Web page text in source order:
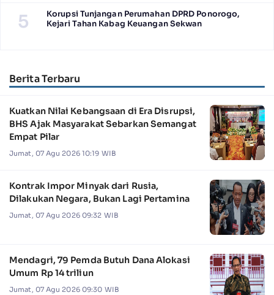
5
Korupsi Tunjangan Perumahan DPRD Ponorogo,
Kejari Tahan Kabag Keuangan Sekwan
Berita Terbaru
Kuatkan Nilai Kebangsaan di Era Disrupsi,
BHS Ajak Masyarakat Sebarkan Semangat
Empat Pilar
Jumat, 07 Agu 2026 10:19 WIB
Kontrak Impor Minyak dari Rusia,
Dilakukan Negara, Bukan Lagi Pertamina
Jumat, 07 Agu 2026 09:32 WIB
Mendagri, 79 Pemda Butuh Dana Alokasi
Umum Rp 14 triliun
Jumat, 07 Agu 2026 09:30 WIB